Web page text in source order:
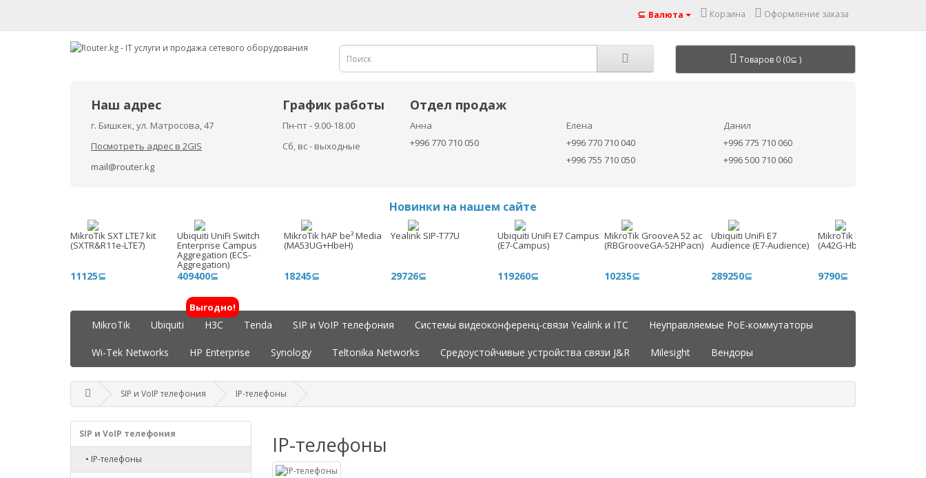
⊆ Валюта Корзина Оформление заказа
Товаров 0 (0⊆ )
Наш адрес
г. Бишкек, ул. Матросова, 47
Посмотреть адрес в 2GIS
mail@router.kg
График работы
Пн-пт - 9.00-18.00
Сб, вс - выходные
Отдел продаж
Анна
+996 770 710 050
Елена
+996 770 710 040
+996 755 710 050
Данил
+996 775 710 060
+996 500 710 060
Новинки на нашем сайте
MikroTik SXT LTE7 kit
(SXTR&R11e-LTE7)
11125⊆
Ubiquiti UniFi Switch
Enterprise Campus
Aggregation (ECS-
Aggregation)
409400⊆
MikroTik hAP be³ Media
(MA53UG+HbeH)
18245⊆
Yealink SIP-T77U
29726⊆
Ubiquiti UniFi E7 Campus
(E7-Campus)
119260⊆
MikroTik GrooveA 52 ac
(RBGrooveGA-52HPacn)
10235⊆
Ubiquiti UniFi E7
Audience (E7-Audience)
289250⊆
MikroTik hAP be lite
(A42G-HbeP)
9790⊆
MikroTik Ubiquiti
Выгодно!
H3C Tenda SIP и VoIP телефония Системы видеоконференц-связи Yealink и ITC Неуправляемые PoE-коммутаторы
Wi-Tek Networks HP Enterprise Synology Teltonika Networks Средоустойчивые устройства связи J&R Milesight Вендоры
SIP и VoIP телефония IP-телефоны
SIP и VoIP телефония
• IP-телефоны
IP-телефоны